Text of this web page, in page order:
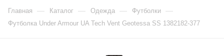
Главная — Каталог — Одежда — Футболки —
Футболка Under Armour UA Tech Vent Geotessa SS 1382182-377